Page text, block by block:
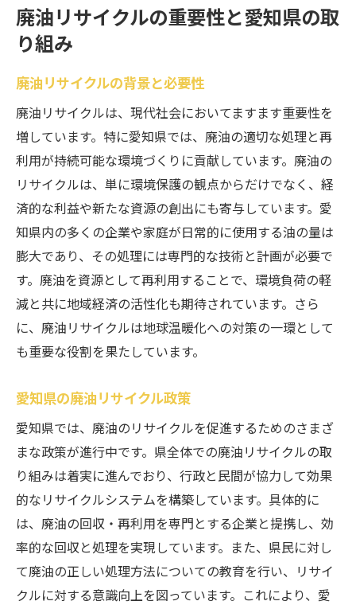
廃油を再利用するための具体的な方法とステッ
プ
廃油の収集と保管方法
廃油の適切な処理プロセス
再利用可能な製品への転換
廃油からのバイオ燃料製造
廃油再利用における安全対策
家庭での廃油再利用のアイデア
愛知県で利用できる廃油リサイクルサービスの
紹介
愛知県の主要な廃油リサイクル業者
廃油回収サービスの利用方法
地域密着型の廃油リサイクル事例
愛知県内の廃油リサイクル拠点一覧
サービス利用者の声と体験談
持続可能な未来へ愛知県の廃油リサイクルの役
割
廃油リサイクルがもたらす社会的価値
リサイクル活動を通じた地域活性化
持続可能な経済への貢献
廃油リサイクルの未来展望
廃油リサイクルの重要性と愛知県の取
り組み
廃油リサイクルの背景と必要性
廃油リサイクルは、現代社会においてますます重要性を
増しています。特に愛知県では、廃油の適切な処理と再
利用が持続可能な環境づくりに貢献しています。廃油の
リサイクルは、単に環境保護の観点からだけでなく、経
済的な利益や新たな資源の創出にも寄与しています。愛
知県内の多くの企業や家庭が日常的に使用する油の量は
膨大であり、その処理には専門的な技術と計画が必要で
す。廃油を資源として再利用することで、環境負荷の軽
減と共に地域経済の活性化も期待されています。さら
に、廃油リサイクルは地球温暖化への対策の一環として
も重要な役割を果たしています。
愛知県の廃油リサイクル政策
愛知県では、廃油のリサイクルを促進するためのさまざ
まな政策が進行中です。県全体での廃油リサイクルの取
り組みは着実に進んでおり、行政と民間が協力して効果
的なリサイクルシステムを構築しています。具体的に
は、廃油の回収・再利用を専門とする企業と提携し、効
率的な回収と処理を実現しています。また、県民に対し
て廃油の正しい処理方法についての教育を行い、リサイ
クルに対する意識向上を図っています。これにより、愛